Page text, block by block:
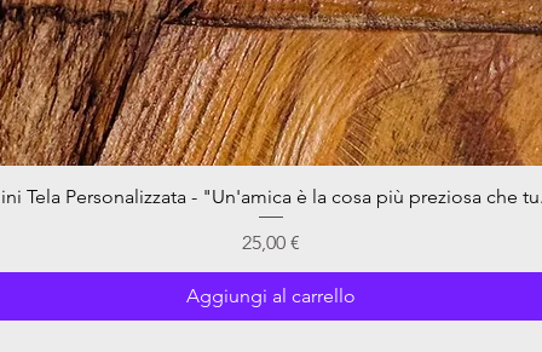
Vista rapida
Tela Personalizzata - "Un'amica è la cosa più preziosa che
Prezzo
25,00 €
Aggiungi al carrello